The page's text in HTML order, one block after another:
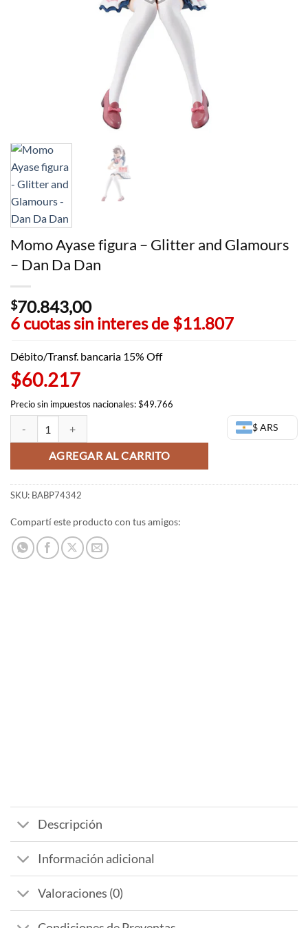
Momo Ayase figura – Glitter and Glamours
– Dan Da Dan
$70.843,00
6 cuotas sin interes de $11.807
Débito/Transf. bancaria 15% Off
$60.217
Precio sin impuestos nacionales: $49.766
$ ARS
Momo Ayase figura - Glitter and Glamours - Dan Da Dan cantidad
AGREGAR AL CARRITO
SKU: BABP74342
Compartí este producto con tus amigos:
Descripción
Información adicional
Valoraciones (0)